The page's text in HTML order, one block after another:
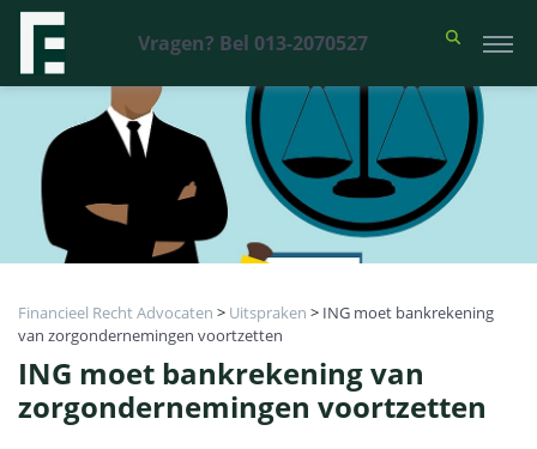
Vragen? Bel 013-2070527
Financieel Recht Advocaten > Uitspraken > ING moet bankrekening
van zorgondernemingen voortzetten
ING moet bankrekening van
zorgondernemingen voortzetten